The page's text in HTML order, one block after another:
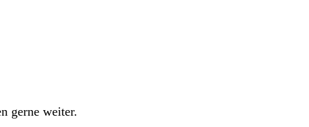
gerne weiter.